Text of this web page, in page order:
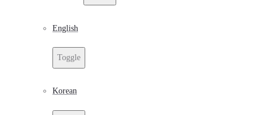
English
Toggle
Korean